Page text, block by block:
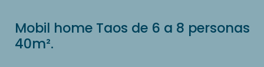
Mobil home Taos de 6 a 8 personas
40m².